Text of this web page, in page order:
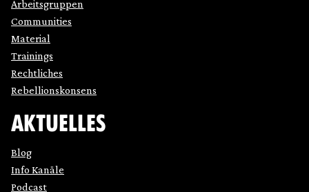
Arbeitsgruppen
Communities
Material
Trainings
Rechtliches
Rebellionskonsens
AKTUELLES
Blog
Info Kanäle
Podcast